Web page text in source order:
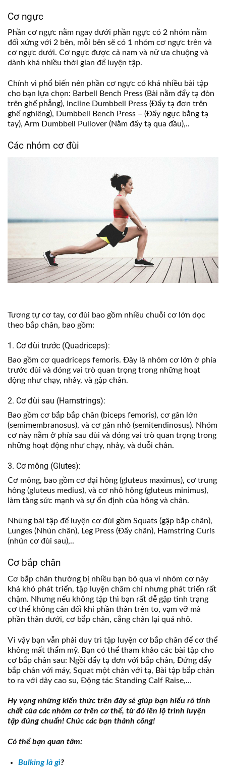
Cơ ngực
Phần cơ ngực nằm ngay dưới phần ngực có 2 nhóm nằm
đối xứng với 2 bên, mỗi bên sẽ có 1 nhóm cơ ngực trên và
cơ ngực dưới. Cơ ngực được cả nam và nữ ưa chuộng và
dành khá nhiều thời gian để luyện tập.
Chính vì phổ biến nên phần cơ ngực có khá nhiều bài tập
cho bạn lựa chọn: Barbell Bench Press (Bài nằm đẩy tạ đòn
trên ghế phẳng), Incline Dumbbell Press (Đẩy tạ đơn trên
ghế nghiêng), Dumbbell Bench Press – (Đẩy ngực bằng tạ
tay), Arm Dumbbell Pullover (Nằm đẩy tạ qua đầu),..
Các nhóm cơ đùi
Tương tự cơ tay, cơ đùi bao gồm nhiều chuỗi cơ lớn dọc
theo bắp chân, bao gồm:
1. Cơ đùi trước (Quadriceps):
Bao gồm cơ quadriceps femoris. Đây là nhóm cơ lớn ở phía
trước đùi và đóng vai trò quan trọng trong những hoạt
động như chạy, nhảy, và gập chân.
2. Cơ đùi sau (Hamstrings):
Bao gồm cơ bắp bắp chân (biceps femoris), cơ gân lớn
(semimembranosus), và cơ gân nhỏ (semitendinosus). Nhóm
cơ này nằm ở phía sau đùi và đóng vai trò quan trọng trong
những hoạt động như chạy, nhảy, và duỗi chân.
3. Cơ mông (Glutes):
Cơ mông, bao gồm cơ đại hông (gluteus maximus), cơ trung
hông (gluteus medius), và cơ nhỏ hông (gluteus minimus),
làm tăng sức mạnh và sự ổn định của hông và chân.
Những bài tập để luyện cơ đùi gồm Squats (gập bắp chân),
Lunges (Nhún chân), Leg Press (Đẩy chân), Hamstring Curls
(nhún cơ đùi sau),..
Cơ bắp chân
Cơ bắp chân thường bị nhiều bạn bỏ qua vì nhóm cơ này
khá khó phát triển, tập luyện chăm chỉ nhưng phát triển rất
chậm. Nhưng nếu không tập thì bạn rất dễ gặp tình trạng
cơ thể không cân đối khi phần thân trên to, vạm vỡ mà
phần thân dưới, cơ bắp chân, cẳng chân lại quá nhỏ.
Vì vậy bạn vẫn phải duy trì tập luyện cơ bắp chân để cơ thể
không mất thẩm mỹ. Bạn có thể tham khảo các bài tập cho
cơ bắp chân sau: Ngồi đẩy tạ đơn với bắp chân, Đứng đẩy
bắp chân với máy, Squat một chân với tạ, Bài tập bắp chân
to ra với dây cao su, Động tác Standing Calf Raise,…
Hy vọng những kiến thức trên đây sẽ giúp bạn hiểu rõ tính
chất của các nhóm cơ trên cơ thể, từ đó lên lộ trình luyện
tập đúng chuẩn! Chúc các bạn thành công!
Có thể bạn quan tâm:
Bulking là gì?